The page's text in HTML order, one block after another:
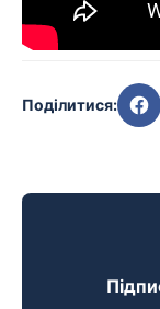
Поділитися: